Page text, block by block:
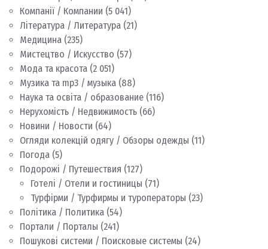
Компанії / Компании (5 041)
Література / Литература (21)
Медицина (235)
Мистецтво / Искусство (57)
Мода та красота (2 051)
Музика та mp3 / музыка (88)
Наука та освіта / образование (116)
Нерухомість / Недвижимость (66)
Новини / Новости (64)
Огляди колекцій одягу / Обзоры одежды (11)
Погода (5)
Подорожі / Путешествия (127)
Готелі / Отели и гостиницы (71)
Турфірми / Турфирмы и туроператоры (23)
Політика / Политика (54)
Портали / Порталы (241)
Пошукові системи / Поисковые системы (24)